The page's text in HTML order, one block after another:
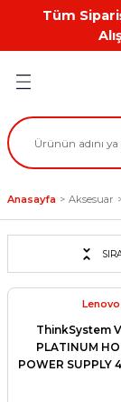
Tüm
Kılıf
Anasayfa Aksesuar
Lenovo
ThinkSystem
PLATINUM
POWER SUPPLY